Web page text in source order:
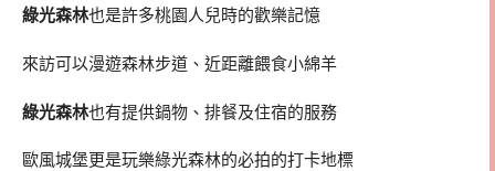
綠光森林也是許多桃園人兒時的歡樂記憶
來訪可以漫遊森林步道、近距離餵食小綿羊
綠光森林也有提供鍋物、排餐及住宿的服務
歐風城堡更是玩樂綠光森林的必拍的打卡地標